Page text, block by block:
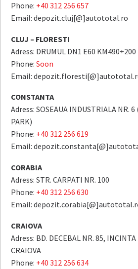
Phone: +40 312 256 657
Email: depozit.cluj[@]autototal.ro
CLUJ – FLORESTI
Adress: DRUMUL DN1 E60 KM490+200
Phone: Soon
Email:
CONSTANTA
Adress: SOSEAUA INDUSTRIALA NR.
PARK)
Phone: +40 312 256 619
Email:
CORABIA
Adress: STR. CARPATI NR. 100
Phone: +40 312 256 630
Email:
CRAIOVA
Adress: BD. DECEBAL NR. 85,
CRAIOVA
Phone: +40 312 256 634